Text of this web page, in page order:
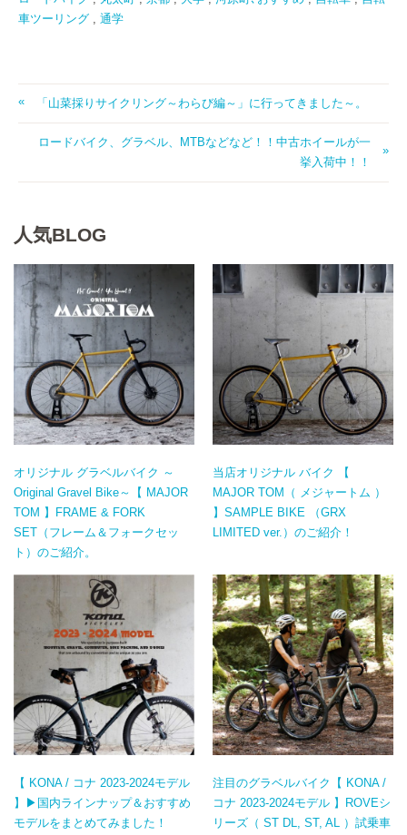
車ツーリング , 通学
「山菜採りサイクリング～わらび編～」に行ってきました～。
ロードバイク、グラベル、MTBなどなど！！中古ホイールが一
挙入荷中！！
人気BLOG
オリジナル グラベルバイク ～
Original Gravel Bike～【 MAJOR
TOM 】FRAME & FORK
SET（フレーム＆フォークセッ
ト）のご紹介。
当店オリジナル バイク 【
MAJOR TOM（ メジャートム ）
】SAMPLE BIKE （GRX
LIMITED ver.）のご紹介！
【 KONA / コナ 2023-2024モデル
】▶国内ラインナップ＆おすすめ
モデルをまとめてみました！
注目のグラベルバイク【 KONA /
コナ 2023-2024モデル 】ROVEシ
リーズ（ ST DL, ST, AL ）試乗車